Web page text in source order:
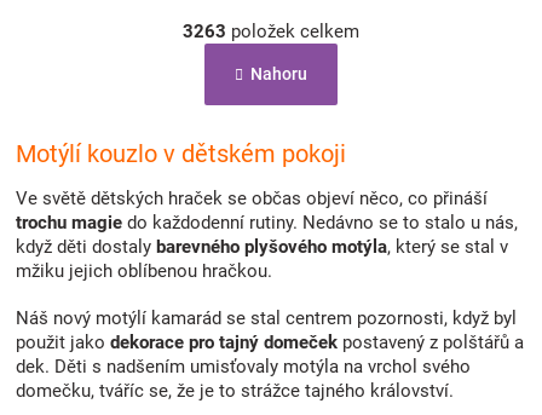
v
á
d
c
í
p
r
v
y
v
ý
p
i
s
á
n
k
v
n
3263 položek celkem
Nahoru
Motýlí kouzlo v dětském pokoji
Ve světě dětských hraček se občas objeví něco, co přináší
trochu magie do každodenní rutiny. Nedávno se to stalo u nás,
když děti dostaly barevného plyšového motýla, který se stal v
mžiku jejich oblíbenou hračkou.
Náš nový motýlí kamarád se stal centrem pozornosti, když byl
použit jako dekorace pro tajný domeček postavený z polštářů a
dek. Děti s nadšením umisťovaly motýla na vrchol svého
domečku, tváříc se, že je to strážce tajného království.